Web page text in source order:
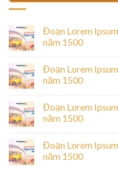
Đoạn Lorem
năm 1500
Đoạn Lorem
năm 1500
Đoạn Lorem
năm 1500
Đoạn Lorem
năm 1500